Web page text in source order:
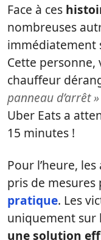
Face à ces
nombreuses
immédiatement
Cette personne,
chauffeur
panneau d’arrêt »
Uber Eats a
15 minutes !
Pour l’heure,
pris de mesures
pratique. Les
uniquement sur
une solution